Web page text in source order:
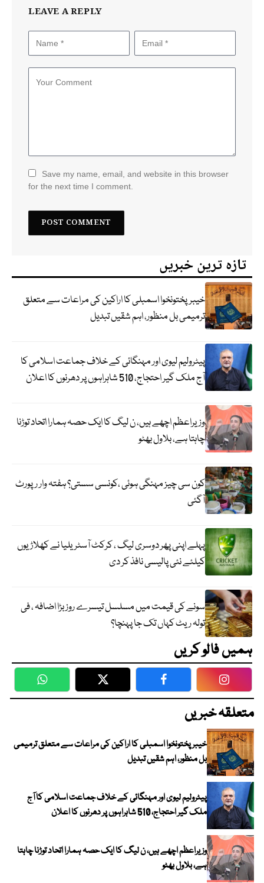
LEAVE A REPLY
Save my name, email, and website in this browser
for the next time I comment.
تازہ ترین خبریں
خیبرپختونخوا اسمبلی کا اراکین کی مراعات سے متعلق
ترمیمی بل منظور، اہم شقیں تبدیل
پیٹرولیم لیوی اور مہنگائی کے خلاف جماعت اسلامی کا
آج ملک گیر احتجاج، 510 شاہراہوں پر دھرنوں کا اعلان
وزیراعظم اچھے ہیں، ن لیگ کا ایک حصہ ہمارا اتحاد توڑنا
چاہتا ہے، بلاول بھٹو
کون سی چیز مہنگی ہوئی ،کونسی سستی؟ ہفتہ وار رپورٹ
آگئی
پہلے اپنی پھر دوسری لیگ ، کرکٹ آسٹریلیا نے کھلاڑیوں
کیلئے نئی پالیسی نافذ کر دی
سونے کی قیمت میں مسلسل تیسرے روز بڑا اضافہ ، فی
تولہ ریٹ کہاں تک جا پہنچا؟
ہمیں فالو کریں
WhatsApp Twitter Facebook
متعلقہ خبریں
خیبرپختونخوا اسمبلی کا اراکین کی مراعات سے متعلق ترمیمی
بل منظور، اہم شقیں تبدیل
پیٹرولیم لیوی اور مہنگائی کے خلاف جماعت اسلامی کا آج
ملک گیر احتجاج، 510 شاہراہوں پر دھرنوں کا اعلان
وزیراعظم اچھے ہیں، ن لیگ کا ایک حصہ ہمارا اتحاد توڑنا چاہتا
ہے، بلاول بھٹو